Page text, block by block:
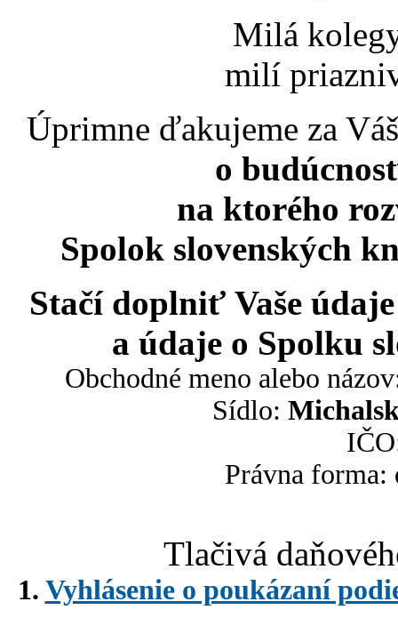
Milá
milí
Úprimne ďakujeme za
o
na ktorého
Spolok slovenských
Stačí doplniť Vaše
a údaje o Spolku
Obchodné meno alebo
Sídlo:
Právna forma:
Tlačivá
1. Vyhlásenie o poukázaní